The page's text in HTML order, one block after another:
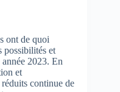
ont de quoi
possibilités et
2023. En
et
continue de